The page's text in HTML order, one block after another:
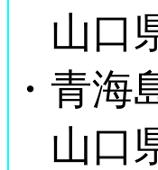
山口
・青海
山口